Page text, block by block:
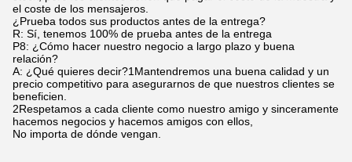
el coste de los mensajeros.
¿Prueba todos sus productos antes de la entrega?
R: Sí, tenemos 100% de prueba antes de la entrega
P8: ¿Cómo hacer nuestro negocio a largo plazo y buena
relación?
A: ¿Qué quieres decir?1Mantendremos una buena calidad y un
precio competitivo para asegurarnos de que nuestros clientes se
beneficien.
2Respetamos a cada cliente como nuestro amigo y sinceramente
hacemos negocios y hacemos amigos con ellos,
No importa de dónde vengan.